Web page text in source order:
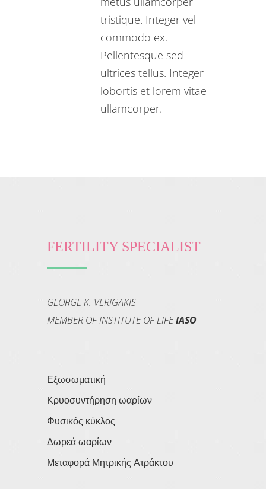
tristique. Integer vel
commodo ex.
Pellentesque sed
ultrices tellus. Integer
lobortis et lorem vitae
ullamcorper.
FERTILITY SPECIALIST
GEORGE K. VERIGAKIS
MEMBER OF INSTITUTE OF LIFEIASO
Εξωσωματική
Κρυοσυντήρηση ωαρίων
Φυσικός κύκλος
Δωρεά ωαρίων
Μεταφορά Μητρικής Ατράκτου